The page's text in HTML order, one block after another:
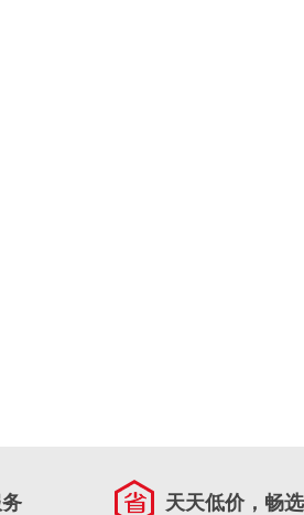
天天低价，畅